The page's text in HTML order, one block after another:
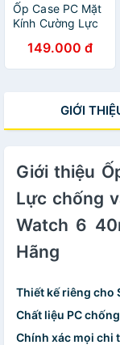
Ốp Case PC Mặt
Kính Cường Lực
cho Samsung
Galaxy Watch 7
149.000 đ
GIỚI
Giới thiệu
Lực chống
Watch 6
Hãng
Thiết kế riêng cho
Chất liệu PC
Chính xác mọi chi